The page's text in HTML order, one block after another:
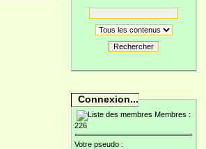
Rechercher
Connexion...
Membres :
226
Votre pseudo :